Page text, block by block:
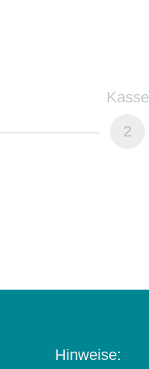
Kasse
2
Hinweise: